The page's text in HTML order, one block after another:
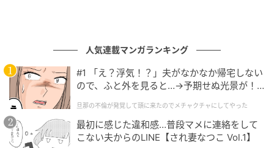
ウンサンは十分な休息期間を取りながら健康回復に集
中してきました。その後の活動方向について、ウンサ
ン本人をはじめ、YOUNITEのメンバーおよび所属事務
所と長い時間をかけて深く議論を続けてきました。
その結果、相互に十分な議論と合意の末、YOUNITEは
ウンサンを除く7人体制で活動を続けることを確定し、
人気連載マンガランキング
#1 「え？浮気！？」夫がなかなか帰宅しない
ので、ふと外を見ると…→予期せぬ光景が！
クチャにしてやった
旦那の不倫が発覚して頭に来たのでメチャクチャにしてやった
最初に感じた違和感…普段マメに連絡をして
こない夫からのLINE【され妻なつこ Vol.1】